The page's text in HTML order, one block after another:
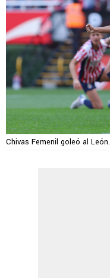
Chivas Femenil goleó al León.